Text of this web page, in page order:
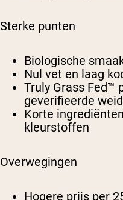
Sterke punten
Biologische
Nul vet en laag
Truly Grass Fed™
geverifieerde
Korte
kleurstoffen
Overwegingen
Hogere prijs per